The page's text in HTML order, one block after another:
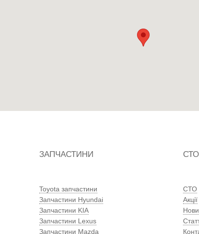
ЗАПЧАСТИНИ
Toyota запчастини
Запчастини Hyundai
Запчастини KIA
Запчастини Lexus
Запчастини Mazda
СТО
СТО
Акції